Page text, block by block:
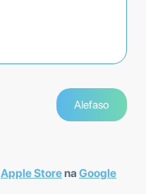
Apple Storena Google